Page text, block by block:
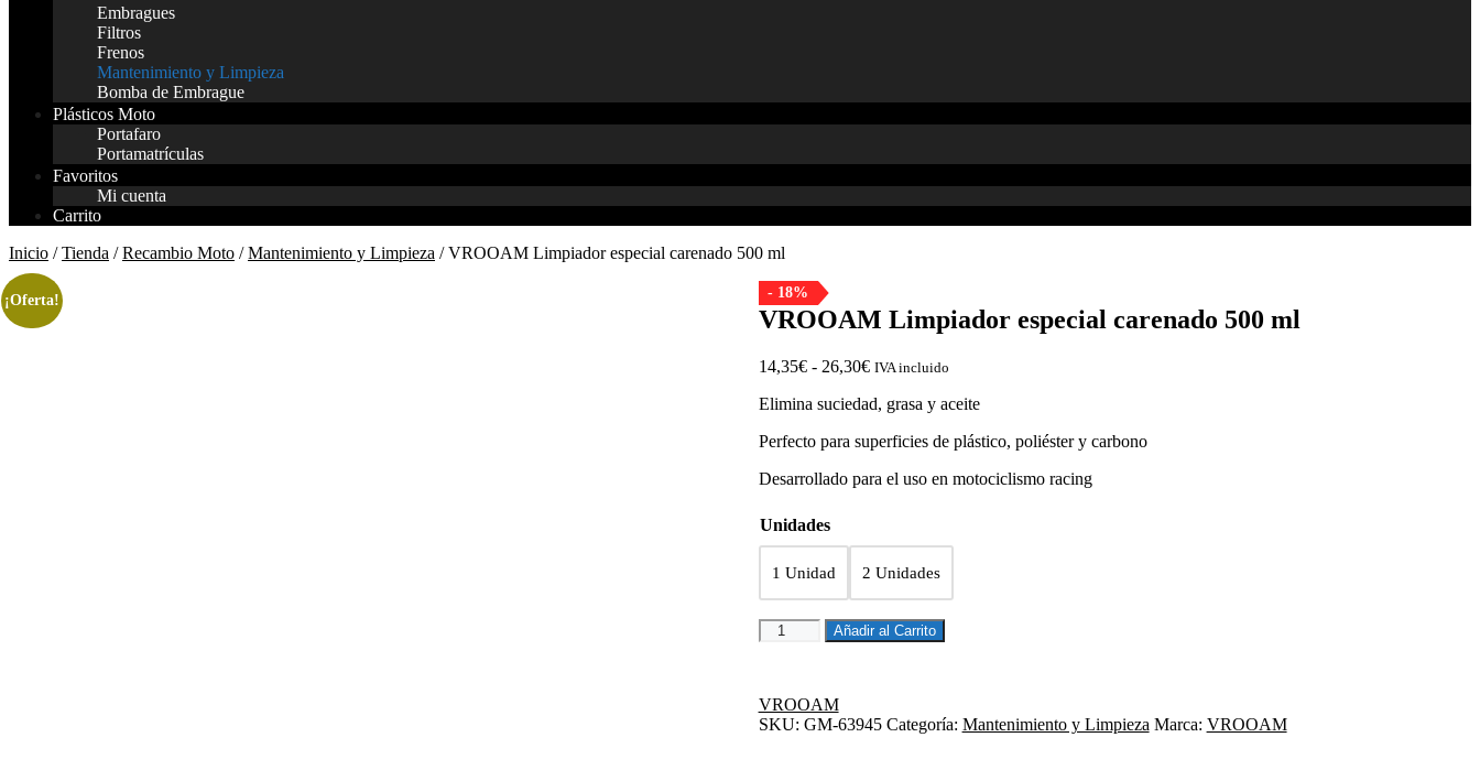
Embragues
Filtros
Frenos
Mantenimiento y Limpieza
Bomba de Embrague
Plásticos Moto
Portafaro
Portamatrículas
Favoritos
Mi cuenta
Carrito
Inicio /Tienda /Recambio Moto /Mantenimiento y Limpieza / VROOAM Limpiador especial carenado 500 ml
¡Oferta! - 18%
VROOAM Limpiador especial carenado 500 ml
14,35€ - 26,30€Rango
precios:
14,35€
26,30€
IVA incluido
Elimina suciedad, grasa y aceite
Perfecto para superficies de plástico, poliéster y carbono
Desarrollado para el uso en motociclismo racing
Unidades
1 Unidad 2 Unidades
VROOAM
Limpiador
500
ml
Añadir al Carrito
VROOAM
SKU: GM-63945 Categoría: Mantenimiento y Limpieza Marca: VROOAM